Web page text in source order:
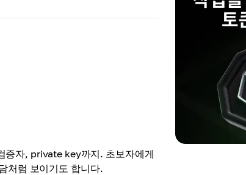
증자, private key까지. 초보자에게
처럼 보이기도 합니다.